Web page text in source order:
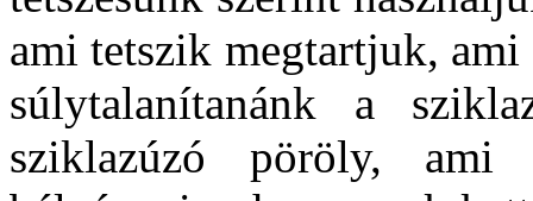
ami tetszik megtartjuk,
súlytalanítanánk a
sziklazúzó pöröly,